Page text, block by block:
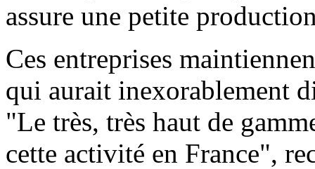
assure une petite
Ces entreprises
qui aurait inexorablement
"Le très, très haut de
cette activité en France",